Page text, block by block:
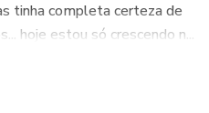
tinha completa certeza de
hoje estou só crescendo n...